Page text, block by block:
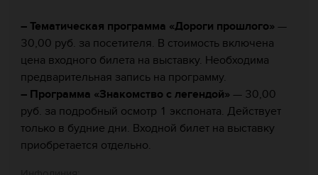
– Тематическая программа «Дороги прошлого» —
30,00 руб. за посетителя. В стоимость включена
цена входного билета на выставку. Необходима
предварительная запись на программу.
– Программа «Знакомство с легендой» — 30,00
руб. за подробный осмотр 1 экспоната. Действует
только в будние дни. Входной билет на выставку
приобретается отдельно.